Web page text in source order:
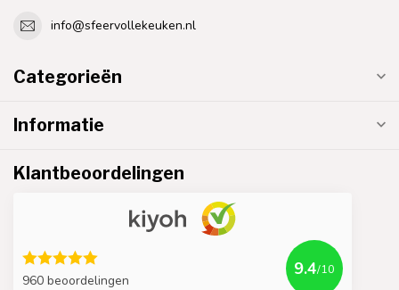
info@sfeervollekeuken.nl
Categorieën
Informatie
Klantbeoordelingen
960 beoordelingen
9.4/10